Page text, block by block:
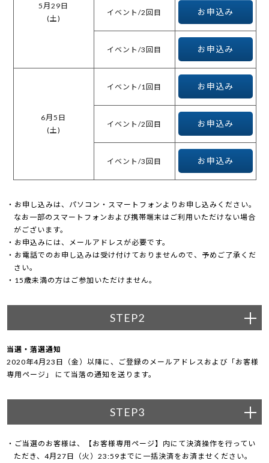
5月29日
(土)
イベント/2回目 お申込み
イベント/3回目 お申込み
6月5日
(土)
イベント/1回目 お申込み
イベント/2回目 お申込み
イベント/3回目 お申込み
お申し込みは、パソコン・スマートフォンよりお申し込みください。
なお一部のスマートフォンおよび携帯端末はご利用いただけない場合
がございます。
お申込みには、メールアドレスが必要です。
お電話でのお申し込みは受け付けておりませんので、予めご了承くだ
さい。
15歳未満の方はご参加いただけません。
STEP2
当選・落選通知
2020年4月23日（金）以降に、ご登録のメールアドレスおよび「お客様
専用ページ」 にて当落の通知を送ります。
STEP3
ご当選のお客様は、【お客様専用ページ】内にて決済操作を行ってい
ただき、4月27日（火）23:59までに一括決済をお済ませください。